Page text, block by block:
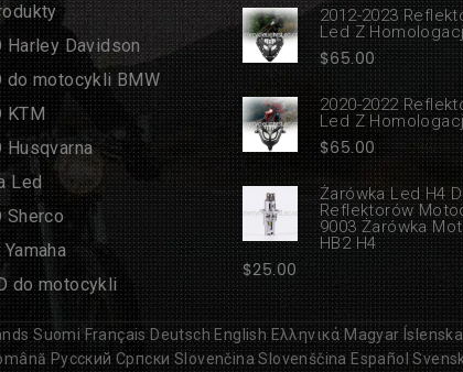
Harley Davidson
do motocykli BMW
KTM
Husqvarna
Led
Sherco
do motocykli
2012-2023
Led Z
$65.00
2020-2022
Led Z
$65.00
Żarówka Led H4
Reflektorów
9003 Żarówka
HB2 H4
$25.00
Suomi Français Deutsch English Ελληνικά Magyar Íslenska
Русский Српски Slovenčina Slovenščina Español